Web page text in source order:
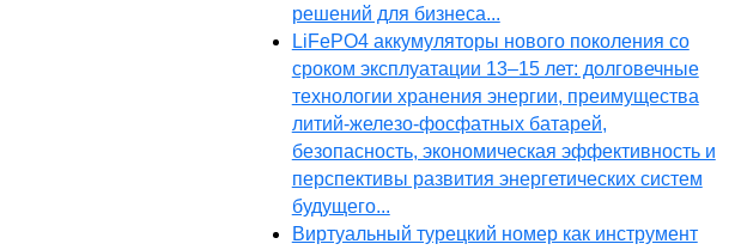
решений для бизнеса...
LiFePO4 аккумуляторы нового поколения со
сроком эксплуатации 13–15 лет: долговечные
технологии хранения энергии, преимущества
литий-железо-фосфатных батарей,
безопасность, экономическая эффективность и
перспективы развития энергетических систем
будущего...
Виртуальный турецкий номер как инструмент